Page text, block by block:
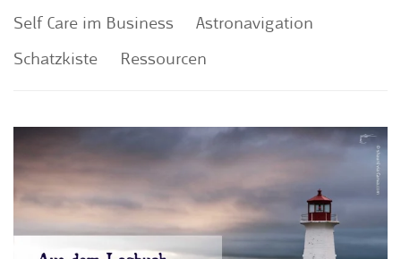
Self Care im Business
Astronavigation
Schatzkiste
Ressourcen